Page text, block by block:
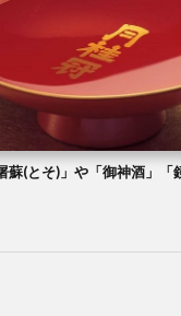
蘇(とそ)」や「御神酒」「